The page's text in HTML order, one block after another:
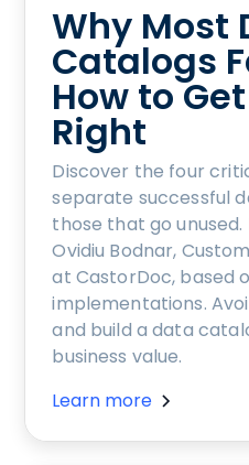
Why Most
Catalogs
How to
Right
Discover the four
separate successful
those that go
Ovidiu Bodnar,
at CastorDoc, based
implementations.
and build a data
business value.
Learn more